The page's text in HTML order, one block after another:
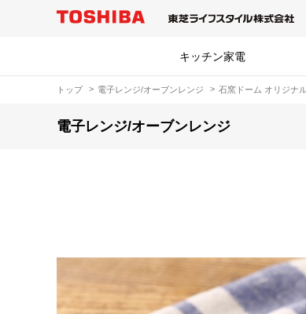
キッチン家電
トップ 電子レンジ/オーブンレンジ 石窯ドーム オリジナ
電子レンジ/オーブンレンジ